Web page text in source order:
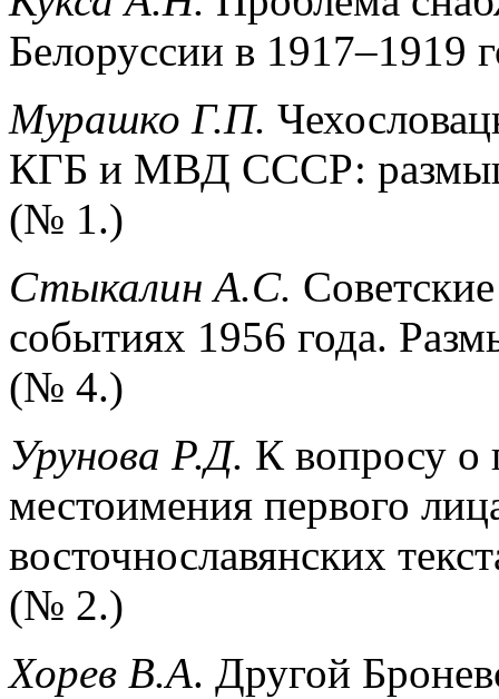
Белоруссии в
Мурашко Г.П.
КГБ и МВД СССР:
(№ 1.)
Стыкалин А.С.
событиях 1956 года.
(№ 4.)
Урунова Р.Д. К вопросу о
местоимения первого
восточнославянских
(№ 2.)
Хорев В.А. Другой